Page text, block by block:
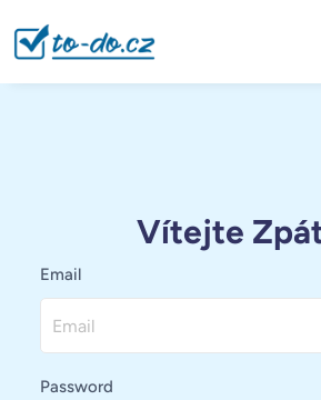
Vítejte
Email
Password